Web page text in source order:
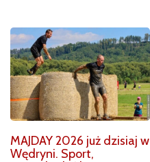
MAJDAY 2026 już dzisiaj w
Wędryni. Sport,